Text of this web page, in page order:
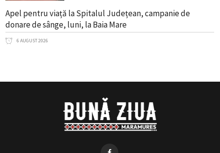
Apel pentru viață la Spitalul Județean, campanie de
donare de sânge, luni, la Baia Mare
6 AUGUST 2026